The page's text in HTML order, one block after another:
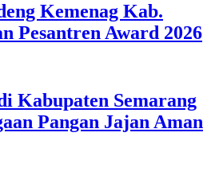
Kemenag Kab.
Pesantren Award 2026
Kabupaten Semarang
Pangan Jajan Aman